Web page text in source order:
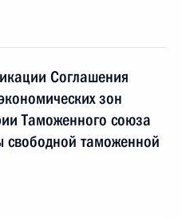
Соглашения
зон
Таможенного союза
свободной таможенной